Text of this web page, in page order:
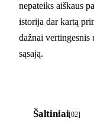
nepateiks aiškaus
istorija dar kartą
dažnai vertingesnis
sąsają.
Šaltiniai[02]